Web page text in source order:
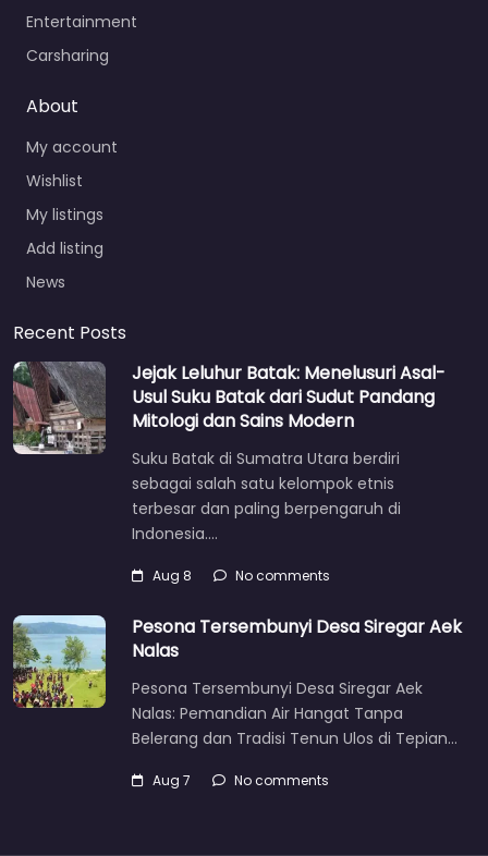
Entertainment
Carsharing
About
My account
Wishlist
My listings
Add listing
News
Recent Posts
Jejak Leluhur Batak: Menelusuri Asal-
Usul Suku Batak dari Sudut Pandang
Mitologi dan Sains Modern
Suku Batak di Sumatra Utara berdiri
sebagai salah satu kelompok etnis
terbesar dan paling berpengaruh di
Indonesia.…
Aug 8 No comments
Pesona Tersembunyi Desa Siregar Aek
Nalas
Pesona Tersembunyi Desa Siregar Aek
Nalas: Pemandian Air Hangat Tanpa
Belerang dan Tradisi Tenun Ulos di Tepian…
Aug 7 No comments